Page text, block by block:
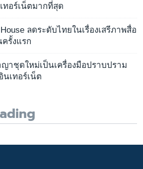
ทอร์เน็ตมากที่สุด
ลดระดับไทยในเรื่องเสรีภาพสื่อ
รั้งแรก
าชุดใหม่เป็นเครื่องมือปราบปราม
เทอร์เน็ต